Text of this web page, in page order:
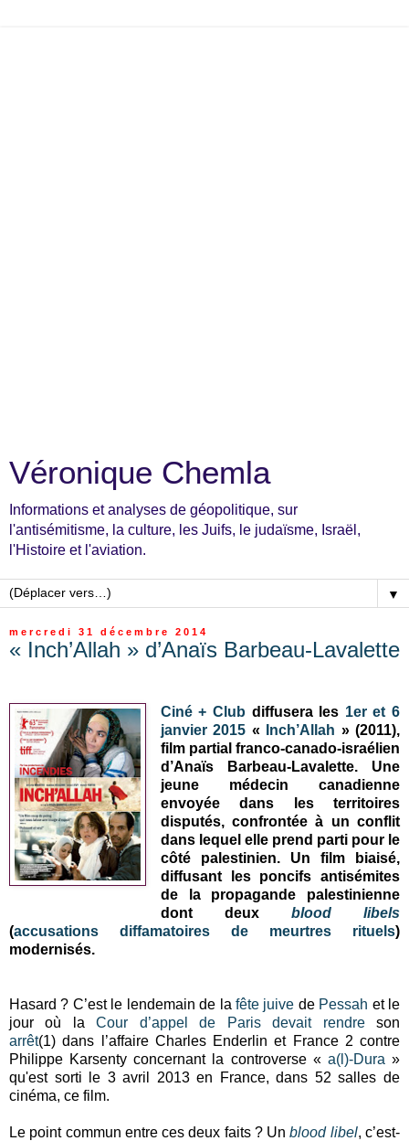
Véronique Chemla
Informations et analyses de géopolitique, sur
l'antisémitisme, la culture, les Juifs, le judaïsme, Israël,
l'Histoire et l'aviation.
▼
mercredi 31 décembre 2014
« Inch’Allah » d’Anaïs Barbeau-Lavalette
Ciné + Club diffusera les 1er et 6
janvier 2015 « Inch’Allah » (2011),
film partial franco-canado-israélien
d’Anaïs Barbeau-Lavalette. Une
jeune médecin canadienne
envoyée dans les territoires
disputés, confrontée à un conflit
dans lequel elle prend parti pour le
côté palestinien. Un film biaisé,
diffusant les poncifs antisémites
de la propagande palestinienne
dont deux blood libels
(accusations diffamatoires de meurtres rituels)
modernisés.
Hasard ? C’est le lendemain de la fête juive de Pessah et le
jour où laCour d’appel de Paris devait rendreson
arrêt(1) dans l’affaire Charles Enderlin et France 2 contre
Philippe Karsenty concernant la controverse « a(l)-Dura »
qu'est sorti le 3 avril 2013 en France, dans 52 salles de
cinéma, ce film.
Le point commun entre ces deux faits ? Unblood libel, c’est-